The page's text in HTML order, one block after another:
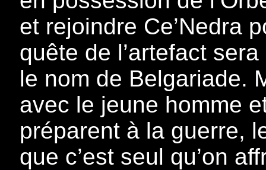
et rejoindre Ce’Nedra
quête de l’artefact
le nom de Belgariade.
avec le jeune homme
préparent à la guerre,
que c’est seul qu’on